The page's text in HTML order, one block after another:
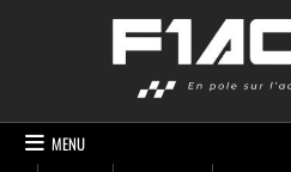
MENU